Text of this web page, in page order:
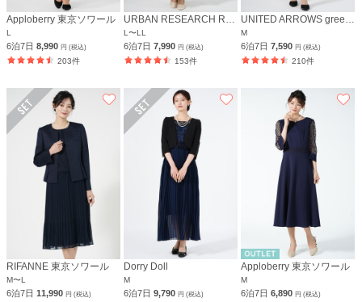
Apploberry 東京ソワール
L
6泊7日 8,990 円 (税込)
203件
L〜LL
6泊7日7,990円 (税込)
153件
M
6泊7日7,590円 (税込)
210件
RIFANNE 東京ソワール
M〜L
6泊7日 11,990 円 (税込)
Dorry Doll
M
6泊7日9,790円 (税込)
Apploberry 東京ソワール
M
6泊7日6,890円 (税込)